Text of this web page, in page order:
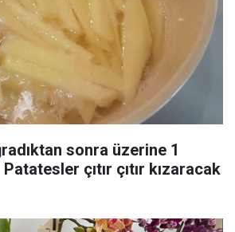
sonra üzerine 1
çıtır çıtır kızaracak